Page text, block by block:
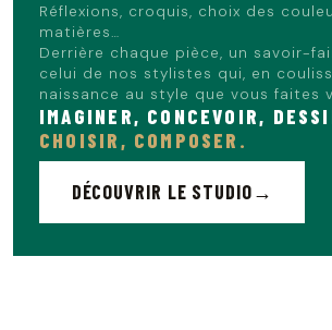
Réflexions, croquis, choix des
matières…
Derrière chaque pièce, un savoir-
celui de nos stylistes qui, en
naissance au style que vous faites
IMAGINER, CONCEVOIR,
CHOISIR, COMPOSER.
DÉCOUVRIR LE STUDIO